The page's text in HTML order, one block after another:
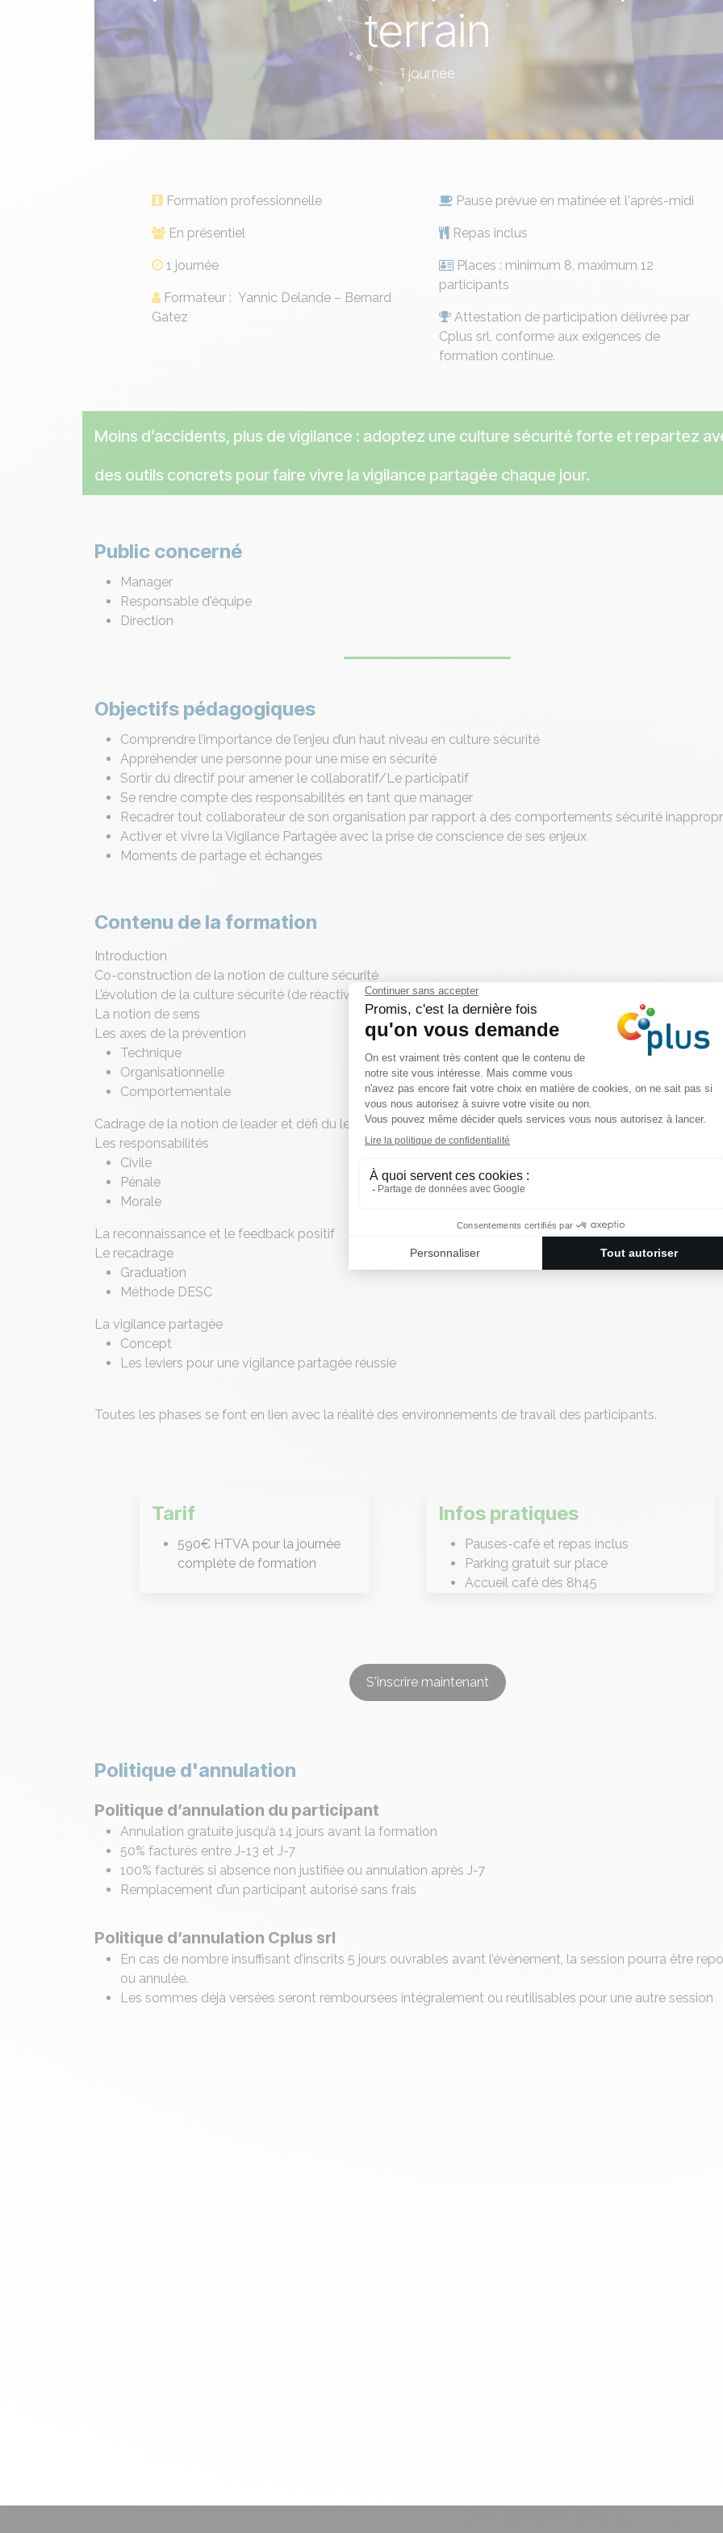
terrain
1 journée
Formation professionnelle
En présentiel
1 journée
Formateur : Yannic Delande – Bernard
Gatez
Pause prévue en matinée et l'après-midi
Repas inclus
Places : minimum 8, maximum 12
participants
Attestation de participation délivrée par
Cplus srl, conforme aux exigences de
formation continue.
Moins d’accidents, plus de vigilance : adoptez une culture sécurité forte et repartez
des outils concrets pour faire vivre la vigilance partagée chaque jour.
Public concerné
Manager
Responsable d'équipe
Direction
Objectifs pédagogiques
Comprendre l’importance de l’enjeu d’un haut niveau en culture sécurité
Appréhender une personne pour une mise en sécurité
Sortir du directif pour amener le collaboratif/Le participatif
Se rendre compte des responsabilités en tant que manager
Recadrer tout collaborateur de son organisation par rapport à des comportements sécurité
Activer et vivre la Vigilance Partagée avec la prise de conscience de ses enjeux
Moments de partage et échanges
Contenu de la formation
Introduction
Co-construction de la notion de culture sécurité
L’évolution de la culture sécurité (de réactive à agile)
La notion de sens
Les axes de la prévention
Technique
Organisationnelle
Comportementale
Cadrage de la notion de leader et défi du leader en sécurité
Les responsabilités
Civile
Pénale
Morale
La reconnaissance et le feedback positif
Le recadrage
Graduation
Méthode DESC
La vigilance partagée
Concept
Les leviers pour une vigilance partagée réussie
Toutes les phases se font en lien avec la réalité des environnements de travail des participants.
Tarif
590€ HTVA pour la journée
complète de formation
Infos pratiques
Pauses-café et repas inclus
Parking gratuit sur place
Accueil café dès 8h45
S'inscrire maintenant
Politique d'annulation
Politique d’annulation du participant
Annulation gratuite jusqu’à 14 jours avant la formation
50% facturés entre J-13 et J-7
100% facturés si absence non justifiée ou annulation après J-7
Remplacement d’un participant autorisé sans frais
Politique d’annulation Cplus srl
En cas de nombre insuffisant d’inscrits 5 jours ouvrables avant l’évènement, la session pourra être
ou annulée.
Les sommes déjà versées seront remboursées intégralement ou réutilisables pour une autre session